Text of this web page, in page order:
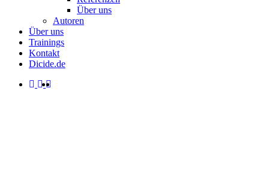
Über uns
Autoren
Über uns
Trainings
Kontakt
Dicide.de
facebook
linkedin
instagram